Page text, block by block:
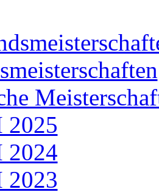
2025
2024
2023